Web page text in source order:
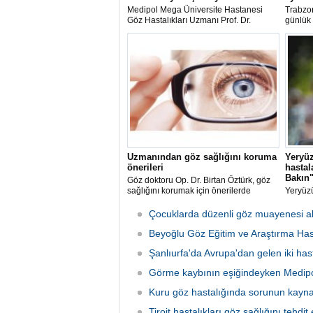
Medipol Mega Üniversite Hastanesi
Göz Hastalıkları Uzmanı Prof. Dr.
Mehmet Selim Kocabora: "Görme
sinir sistemini de etkileyebilir.
günlük
Uzmanından göz sağlığını koruma
önerileri
Göz doktoru Op. Dr. Birtan Öztürk, göz
sağlığını korumak için önerilerde
görme
Gözle
Çocuklarda düzenli göz muayenesi
Beyoğlu Göz Eğitim ve Araştırma
Şanlıurfa'da Avrupa'dan gelen iki
Görme kaybının eşiğindeyken
Kuru göz hastalığında sorunun